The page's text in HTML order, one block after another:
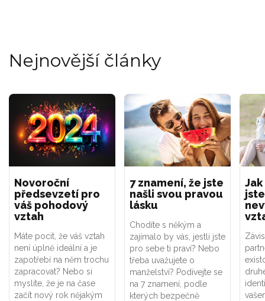
Nejnovější články
Novoroční
předsevzetí pro
váš pohodový
vztah
Máte pocit, že váš vztah
není úplně ideální a je
zapotřebí na něm trochu
zapracovat? Nebo si
myslíte, že je na čase
začít nový rok nějakým
7 znamení, že jste
našli svou pravou
lásku
Chodíte s někým a
zajímalo by vás, jestli jste
pro sebe ti praví? Nebo
třeba uvažujete o
manželství? Podívejte se
na 7 znamení, podle
kterých bezpečně